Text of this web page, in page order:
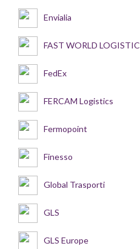
Envialia
FAST WORLD LOGISTIC
FedEx
FERCAM Logistics
Fermopoint
Finesso
Global Trasporti
GLS
GLS Europe